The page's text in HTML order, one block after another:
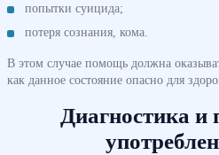
попытки суицида;
потеря сознания, кома.
В этом случае помощь должна
как данное состояние опасно для
Диагностика и